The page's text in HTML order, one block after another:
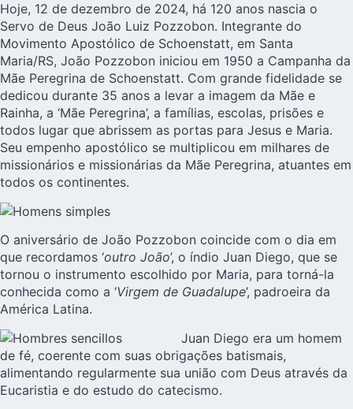
Hoje, 12 de dezembro de 2024, há 120 anos nascia o
Servo de Deus João Luiz Pozzobon. Integrante do
Movimento Apostólico de Schoenstatt, em Santa
Maria/RS, João Pozzobon iniciou em 1950 a Campanha da
Mãe Peregrina de Schoenstatt. Com grande fidelidade se
dedicou durante 35 anos a levar a imagem da Mãe e
Rainha, a ‘Mãe Peregrina’, a famílias, escolas, prisões e
todos lugar que abrissem as portas para Jesus e Maria.
Seu empenho apostólico se multiplicou em milhares de
missionários e missionárias da Mãe Peregrina, atuantes em
todos os continentes.
O aniversário de João Pozzobon coincide com o dia em
que recordamos ‘outro João’, o índio Juan Diego, que se
tornou o instrumento escolhido por Maria, para torná-la
conhecida como a ‘Virgem de Guadalupe’, padroeira da
América Latina.
Juan Diego era um homem
de fé, coerente com suas obrigações batismais,
alimentando regularmente sua união com Deus através da
Eucaristia e do estudo do catecismo.